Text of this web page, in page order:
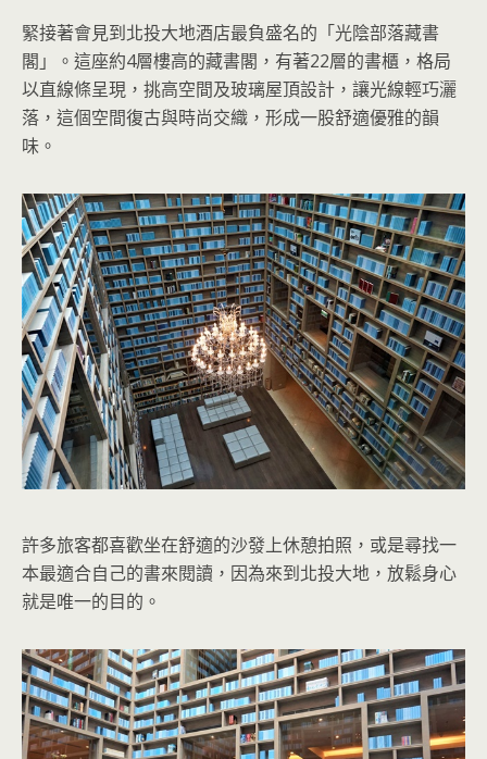
緊接著會見到北投大地酒店最負盛名的「光陰部落藏書
閣」。這座約4層樓高的藏書閣，有著22層的書櫃，格局
以直線條呈現，挑高空間及玻璃屋頂設計，讓光線輕巧灑
落，這個空間復古與時尚交織，形成一股舒適優雅的韻
味。
許多旅客都喜歡坐在舒適的沙發上休憩拍照，或是尋找一
本最適合自己的書來閱讀，因為來到北投大地，放鬆身心
就是唯一的目的。